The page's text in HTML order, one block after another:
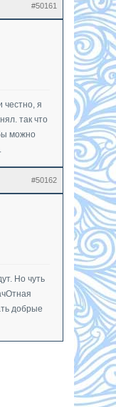
#50161
честно, я
так что
можно
#50162
Но чуть
добрые